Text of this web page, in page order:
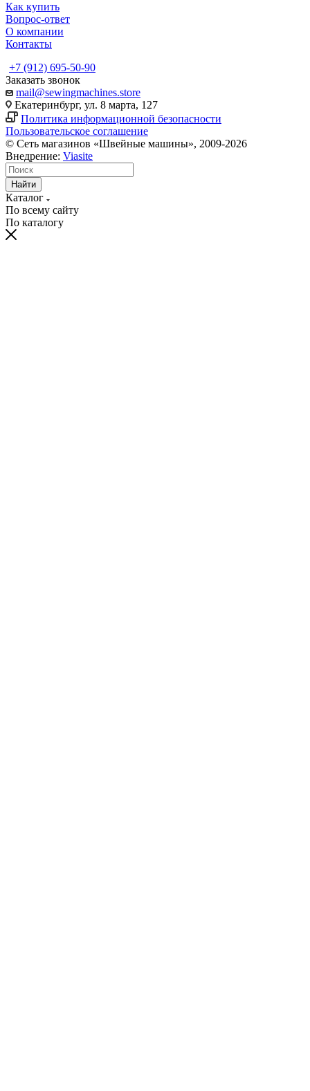
Как купить
Вопрос-ответ
О компании
Контакты
+7 (912) 695-50-90
Заказать звонок
mail@sewingmachines.store
Екатеринбург, ул. 8 марта, 127
Политика информационной безопасности
Пользовательское соглашение
© Сеть магазинов «Швейные машины», 2009-2026
Внедрение: Viasite
Найти
Каталог
По всему сайту
По каталогу